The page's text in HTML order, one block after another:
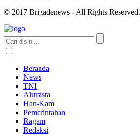
© 2017 Brigadenews - All Rights Reserved.
Beranda
News
TNI
Alutsista
Han-Kam
Pemerintahan
Ragam
Redaksi